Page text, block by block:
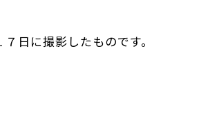
日に撮影したものです。